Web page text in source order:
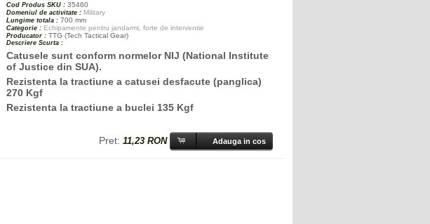
Cod Produs SKU : 35460
Domeniul de activitate : Military
Lungime totala : 700 mm
Categorie : Echipamente pentru jandarmi, forte de interventie
Producator : TTG (Tech Tactical Gear)
Descriere Scurta :
Catusele sunt conform normelor NIJ (National Institute
of Justice din SUA).
Rezistenta la tractiune a catusei desfacute (panglica)
270 Kgf
Rezistenta la tractiune a buclei 135 Kgf
Pret:11,23 RON